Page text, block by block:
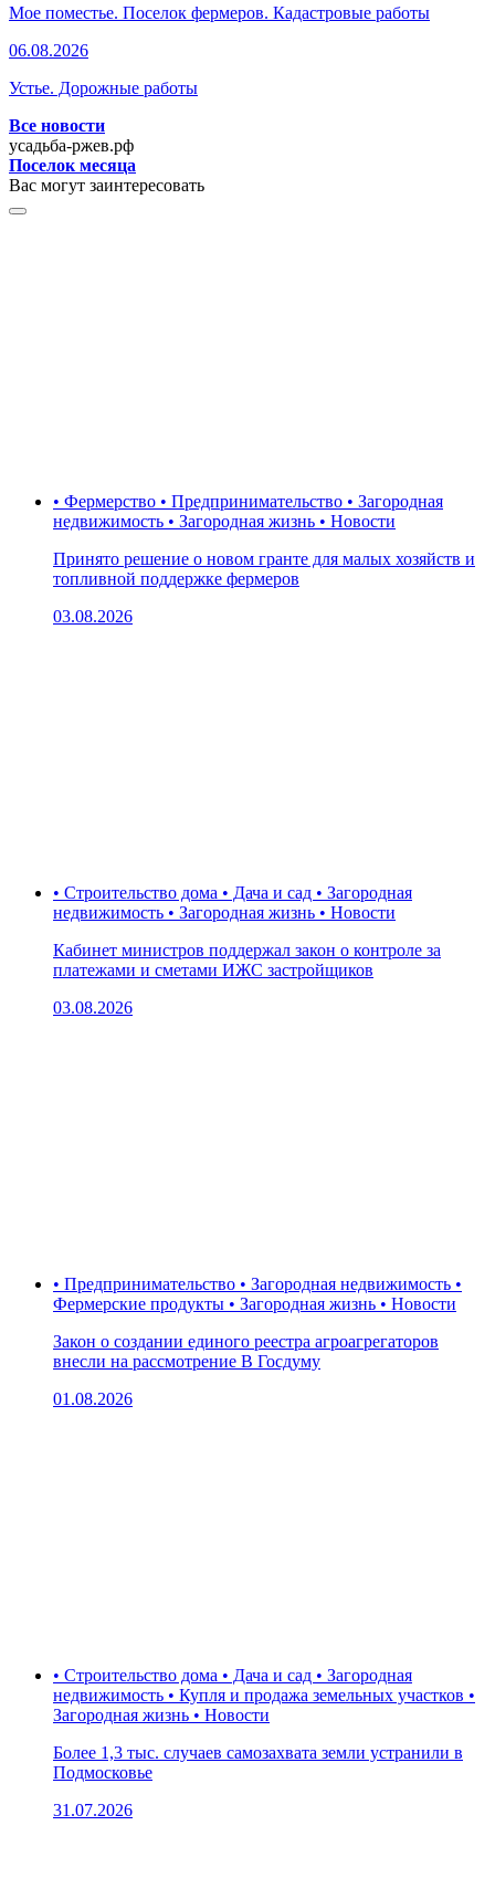
Мое поместье. Поселок фермеров. Кадастровые работы
06.08.2026
Устье. Дорожные работы
Все новости
усадьба-ржев.рф
Поселок месяца
Вас могут заинтересовать
• Фермерство • Предпринимательство • Загородная
недвижимость • Загородная жизнь • Новости
Принято решение о новом гранте для малых хозяйств и
топливной поддержке фермеров
03.08.2026
• Строительство дома • Дача и сад • Загородная
недвижимость • Загородная жизнь • Новости
Кабинет министров поддержал закон о контроле за
платежами и сметами ИЖС застройщиков
03.08.2026
• Предпринимательство • Загородная недвижимость •
Фермерские продукты • Загородная жизнь • Новости
Закон о создании единого реестра агроагрегаторов
внесли на рассмотрение В Госдуму
01.08.2026
• Строительство дома • Дача и сад • Загородная
недвижимость • Купля и продажа земельных участков •
Загородная жизнь • Новости
Более 1,3 тыс. случаев самозахвата земли устранили в
Подмосковье
31.07.2026